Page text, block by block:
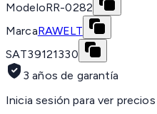
ModeloRR-0282
MarcaRAWELT
SAT39121330
3 años de garantía
Inicia sesión para ver